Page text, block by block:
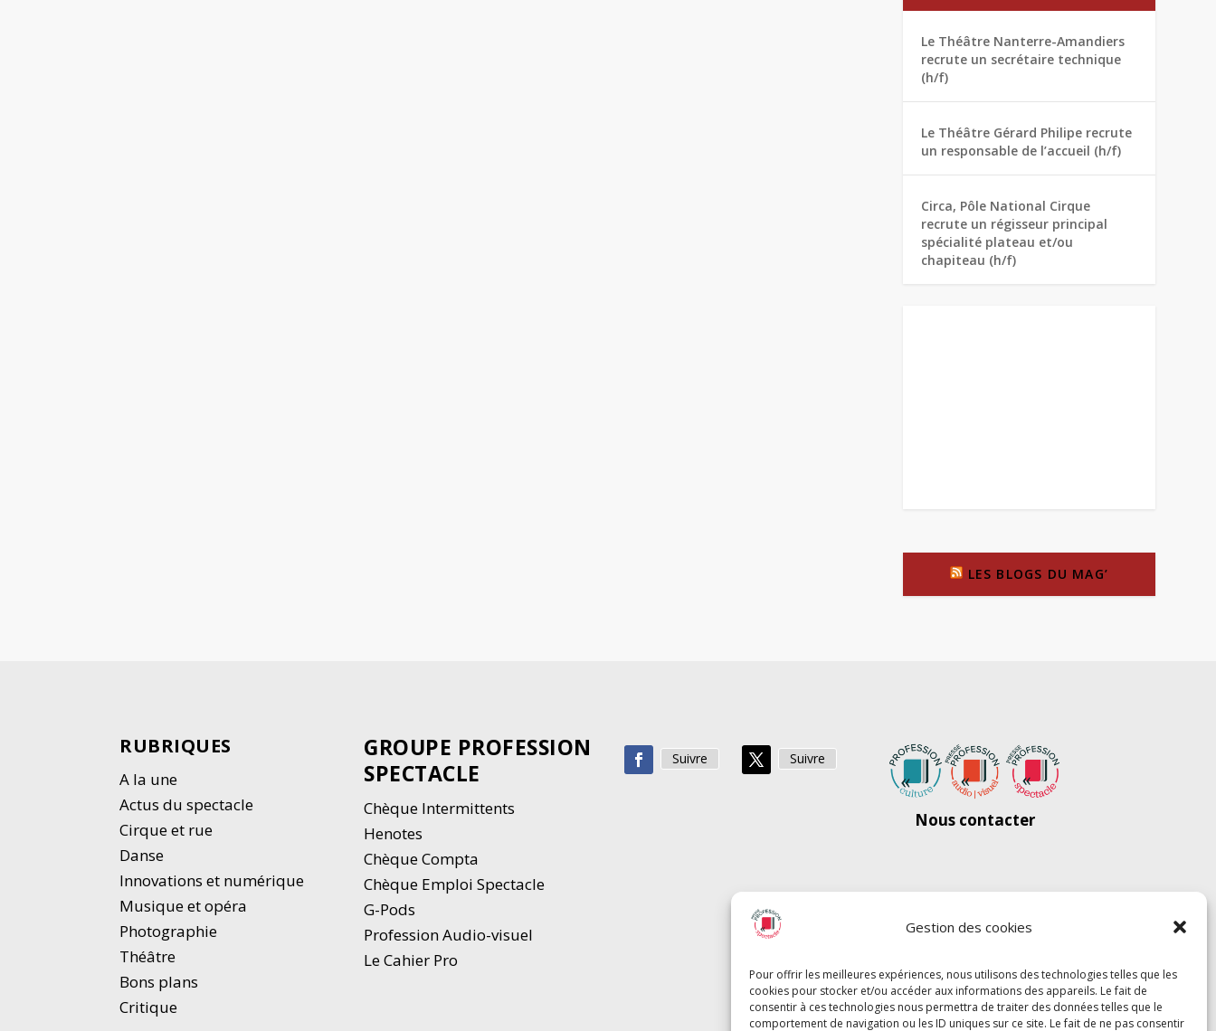
Gestion des cookies
Pour offrir les meilleures expériences, nous utilisons des technologies telles que les
cookies pour stocker et/ou accéder aux informations des appareils. Le fait de
consentir à ces technologies nous permettra de traiter des données telles que le
comportement de navigation ou les ID uniques sur ce site. Le fait de ne pas consentir
Le Théâtre Nanterre-Amandiers
recrute un secrétaire technique
(h/f)
Le Théâtre Gérard Philipe recrute
un responsable de l’accueil (h/f)
Circa, Pôle National Cirque
recrute un régisseur principal
spécialité plateau et/ou
chapiteau (h/f)
LES BLOGS DU MAG’
RUBRIQUES
A la une
Actus du spectacle
Cirque et rue
Danse
Innovations et numérique
Musique et opéra
Photographie
Théâtre
Bons plans
Critique
GROUPE PROFESSION
SPECTACLE
Chèque Intermittents
Henotes
Chèque Compta
Chèque Emploi Spectacle
G-Pods
Profession Audio-visuel
Le Cahier Pro
Suivre Suivre
Nous contacter